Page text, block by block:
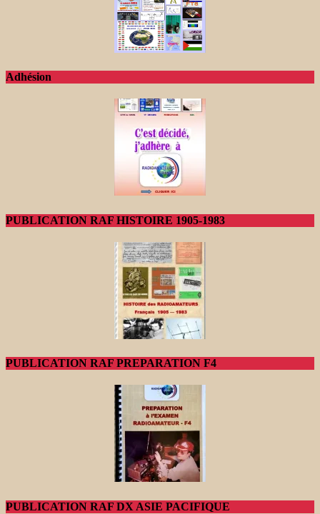
Adhésion
PUBLICATION RAF HISTOIRE 1905-1983
PUBLICATION RAF PREPARATION F4
PUBLICATION RAF DX ASIE PACIFIQUE